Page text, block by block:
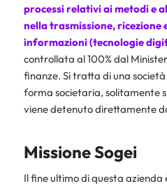
processi relativi ai metodi e
nella trasmissione, ricezione
informazioni (tecnologie
controllata al 100% dal
finanze. Si tratta di una
forma societaria, solitamente
viene detenuto direttamente
Missione Sogei
Il fine ultimo di questa azienda